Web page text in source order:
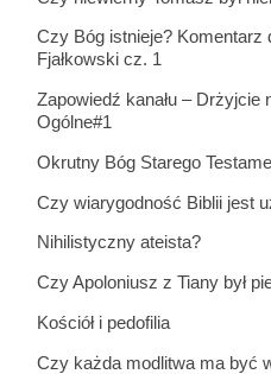
Czy Bóg istnieje? Komentarz
Fjałkowski cz. 1
Zapowiedź kanału – Drżyjcie
Ogólne#1
Okrutny Bóg Starego
Czy wiarygodność Biblii jest
Nihilistyczny ateista?
Czy Apoloniusz z Tiany był
Kościół i pedofilia
Czy każda modlitwa ma być